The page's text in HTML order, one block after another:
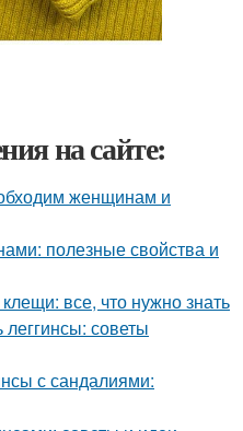
на сайте:
женщинам и
полезные свойства и
все, что нужно знать
советы
с сандалиями: